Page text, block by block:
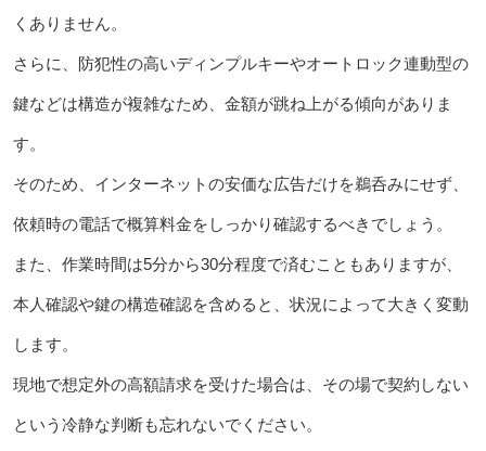
くありません。
さらに、防犯性の高いディンプルキーやオートロック連動型の
鍵などは構造が複雑なため、金額が跳ね上がる傾向がありま
す。
そのため、インターネットの安価な広告だけを鵜呑みにせず、
依頼時の電話で概算料金をしっかり確認するべきでしょう。
また、作業時間は5分から30分程度で済むこともありますが、
本人確認や鍵の構造確認を含めると、状況によって大きく変動
します。
現地で想定外の高額請求を受けた場合は、その場で契約しない
という冷静な判断も忘れないでください。